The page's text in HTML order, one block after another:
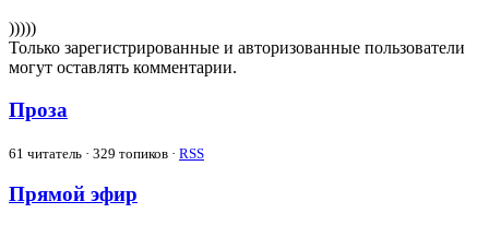
)))))
Только зарегистрированные и авторизованные пользователи
могут оставлять комментарии.
Проза
61 читатель · 329 топиков · RSS
Прямой эфир